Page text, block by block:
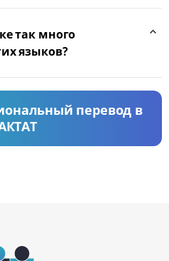
так много
языков?
перевод в